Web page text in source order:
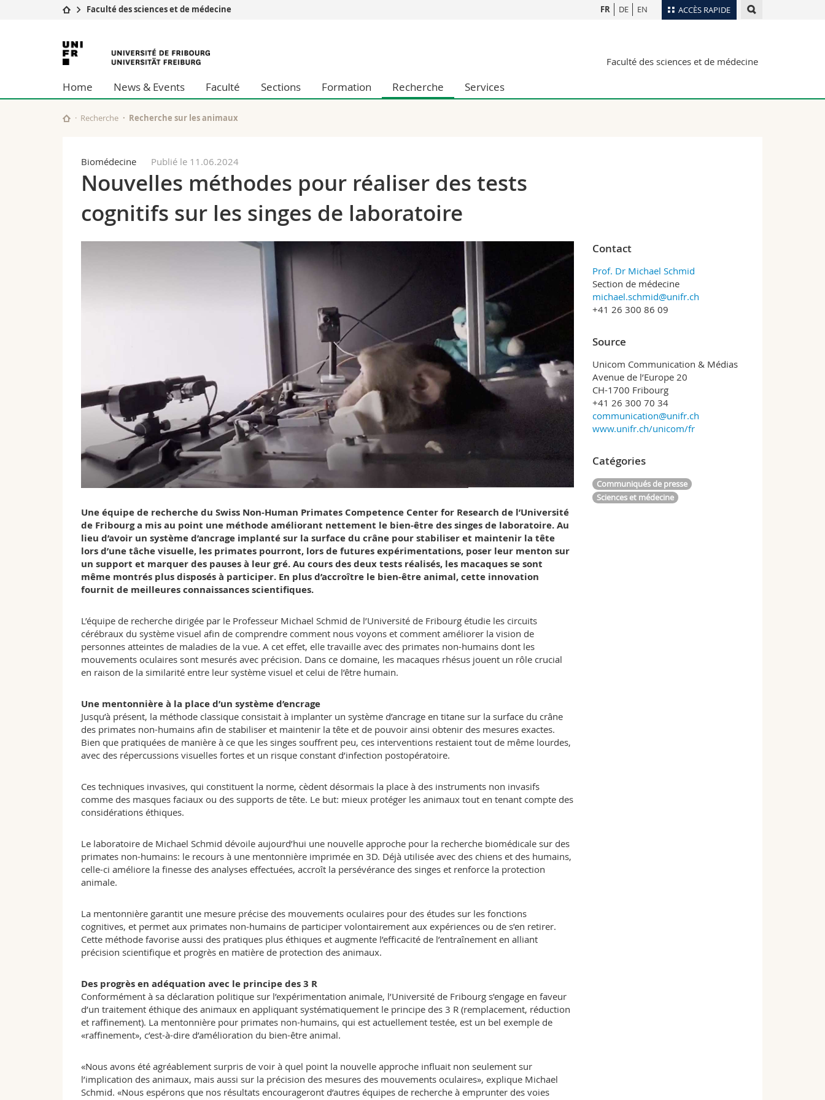
ACCÈS RAPIDE
Université
Recherche
Université
Formation continue
Sciences économiques et sociales et management
Lettres et sciences humaines
Sciences de l'éducation et de la formation
Médias
Chercheurs
Plan d'accès
Webmail
FR DE EN
Faculté des sciences et de médecine
Université
de
Fribourg
Faculté des sciences et de médecine
Home News & Events Faculté Sections Formation Recherche Services
Recherche Recherche sur les animaux
Biomédecine Publié le 11.06.2024
Nouvelles méthodes pour réaliser des tests
cognitifs sur les singes de laboratoire
Une équipe de recherche du Swiss Non-Human Primates Competence Center for Research de l’Université
de Fribourg a mis au point une méthode améliorant nettement le bien-être des singes de laboratoire. Au
lieu d’avoir un système d’ancrage implanté sur la surface du crâne pour stabiliser et maintenir la tête
lors d’une tâche visuelle, les primates pourront, lors de futures expérimentations, poser leur menton sur
un support et marquer des pauses à leur gré. Au cours des deux tests réalisés, les macaques se sont
même montrés plus disposés à participer. En plus d’accroître le bien-être animal, cette innovation
fournit de meilleures connaissances scientifiques.
L’équipe de recherche dirigée par le Professeur Michael Schmid de l’Université de Fribourg étudie les circuits
cérébraux du système visuel afin de comprendre comment nous voyons et comment améliorer la vision de
personnes atteintes de maladies de la vue. A cet effet, elle travaille avec des primates non-humains dont les
mouvements oculaires sont mesurés avec précision. Dans ce domaine, les macaques rhésus jouent un rôle crucial
en raison de la similarité entre leur système visuel et celui de l’être humain.
Une mentonnière à la place d’un système d’encrage
Jusqu’à présent, la méthode classique consistait à implanter un système d’ancrage en titane sur la surface du crâne
des primates non-humains afin de stabiliser et maintenir la tête et de pouvoir ainsi obtenir des mesures exactes.
Bien que pratiquées de manière à ce que les singes souffrent peu, ces interventions restaient tout de même lourdes,
avec des répercussions visuelles fortes et un risque constant d’infection postopératoire.
Ces techniques invasives, qui constituent la norme, cèdent désormais la place à des instruments non invasifs
comme des masques faciaux ou des supports de tête. Le but: mieux protéger les animaux tout en tenant compte des
considérations éthiques.
Le laboratoire de Michael Schmid dévoile aujourd’hui une nouvelle approche pour la recherche biomédicale sur des
primates non-humains: le recours à une mentonnière imprimée en 3D. Déjà utilisée avec des chiens et des humains,
celle-ci améliore la finesse des analyses effectuées, accroît la persévérance des singes et renforce la protection
animale.
La mentonnière garantit une mesure précise des mouvements oculaires pour des études sur les fonctions
cognitives, et permet aux primates non-humains de participer volontairement aux expériences ou de s’en retirer.
Cette méthode favorise aussi des pratiques plus éthiques et augmente l’efficacité de l’entraînement en alliant
précision scientifique et progrès en matière de protection des animaux.
Des progrès en adéquation avec le principe des 3 R
Conformément à sa déclaration politique sur l’expérimentation animale, l’Université de Fribourg s’engage en faveur
d’un traitement éthique des animaux en appliquant systématiquement le principe des 3 R (remplacement, réduction
et raffinement). La mentonnière pour primates non-humains, qui est actuellement testée, est un bel exemple de
«raffinement», c’est-à-dire d’amélioration du bien-être animal.
«Nous avons été agréablement surpris de voir à quel point la nouvelle approche influait non seulement sur
l’implication des animaux, mais aussi sur la précision des mesures des mouvements oculaires», explique Michael
Schmid. «Nous espérons que nos résultats encourageront d’autres équipes de recherche à emprunter des voies
Contact
Prof. Dr Michael Schmid
Section de médecine
michael.schmid@unifr.ch
+41 26 300 86 09
Source
Unicom Communication & Médias
Avenue de l’Europe 20
CH-1700 Fribourg
+41 26 300 70 34
communication@unifr.ch
www.unifr.ch/unicom/fr
Catégories
Communiqués de presse
Sciences et médecine